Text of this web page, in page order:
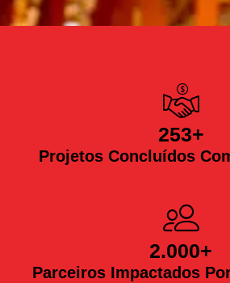
Projetos Concluídos
253+
Parceiros Impactados
2.000+